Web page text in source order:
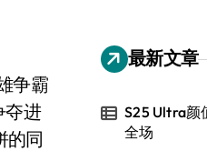
夺进
的同
最新文章
S25 Ultra颜
全场